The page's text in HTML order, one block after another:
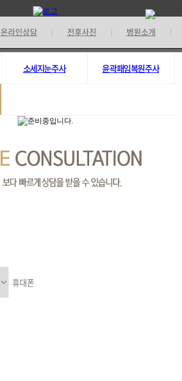
온라인상담 | 전후사진 | 병원소개 |
기
소세지눈주사 윤곽패임복원주사